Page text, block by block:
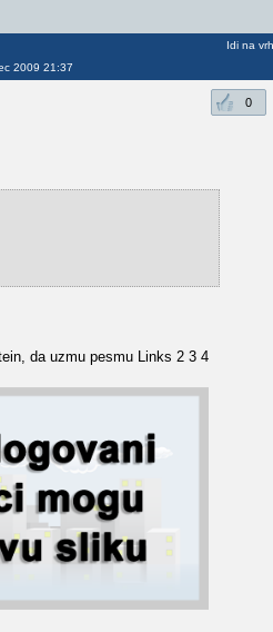
2009 21:37
Idi na vrh
0
da uzmu pesmu Links 2 3 4